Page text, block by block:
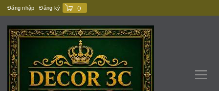
Đăng nhập Đăng ký ()